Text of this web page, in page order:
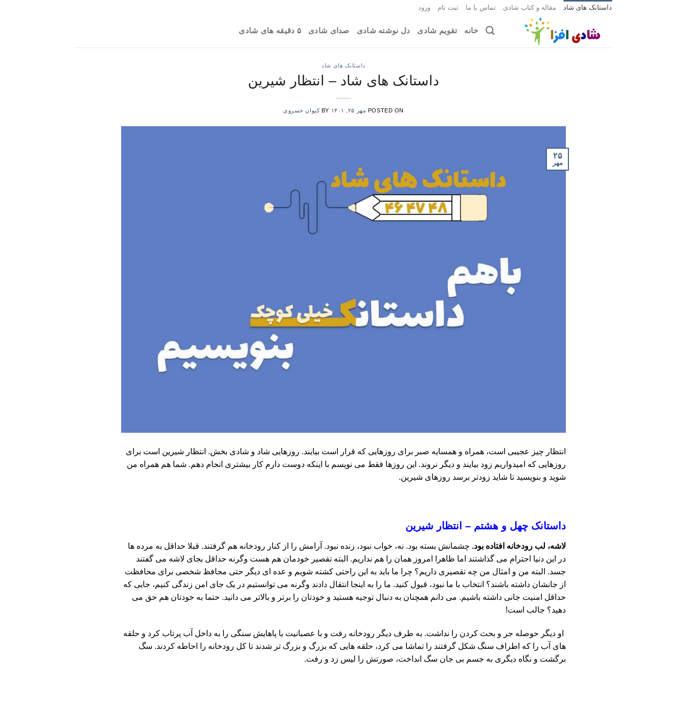
داستانک های شاد مقاله و کتاب شادی تماس با ما ثبت نام ورود
خانه تقویم شادی دل نوشته شادی صدای شادی ۵ دقیقه های شادی
داستانک های شاد
داستانک های شاد – انتظار شیرین
POSTED ON مهر ۲۵, ۱۴۰۱ BY کیوان خسروی
۲۵
مهر
انتظار چیز عجیبی است، همراه و همسایه صبر برای روزهایی که قرار است بیایند. روزهایی شاد و شادی بخش. انتظار شیرین است برای
روزهایی که امیدواریم زود بیایند و دیگر نروند. این روزها فقط می نویسم با اینکه دوست دارم کار بیشتری انجام دهم. شما هم همراه من
شوید و بنویسید تا شاید زودتر برسد روزهای شیرین.
داستانک چهل و هشتم – انتظار شیرین
لاشه، لب رودخانه افتاده بود.
چشمانش بسته بود. نه، خواب نبود، زنده نبود. آرامش را از کنار رودخانه هم گرفتند. قبلا حداقل به مرده ها
در این دنیا احترام می گذاشتند اما ظاهرا امروز همان را هم نداریم. البته تقصیر خودمان هم هست وگرنه حداقل بجای لاشه می گفتند
جسد. البته من و امثال من چه تقصیری داریم؟ چرا ما باید به این راحتی کشته شویم و عده ای دیگر حتی محافظ شخصی برای محافظت
از جانشان داشته باشند؟ انتخاب با ما نبود، قبول کنید. ما را به اینجا انتقال دادند وگرنه می توانستیم در یک جای امن زندگی کنیم، جایی که
حداقل امنیت جانی داشته باشیم. می دانم همچنان به دنبال توجیه هستید و خودتان را برتر و بالاتر می دانید. حتما به خودتان هم حق می
دهید؟ جالب است!
او دیگر حوصله جر و بحث کردن را نداشت. به طرف دیگر رودخانه رفت و با عصبانیت با پاهایش سنگی را به داخل آب پرتاب کرد و حلقه
های آب را که اطراف سنگ شکل گرفتند را تماشا می کرد، حلقه هایی که بزرگ و بزرگ تر شدند تا کل رودخانه را احاطه کردند. سگ
برگشت و نگاه دیگری به جسم بی جان سگ انداخت، صورتش را لیس زد و رفت.